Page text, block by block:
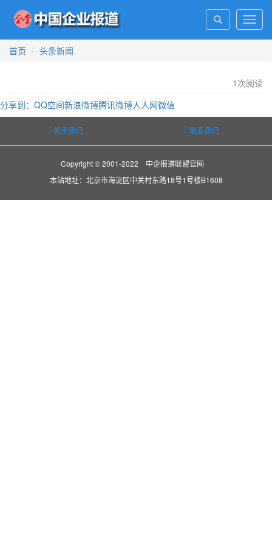
首页
头条新闻
1 次阅读
分享到： QQ空间新浪微博腾讯微博人人网微信
关于我们 联系我们
Copyright © 2001-2022 中企报道联盟官网
本站地址：北京市海淀区中关村东路18号1号楼B1608